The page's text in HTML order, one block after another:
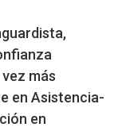
más
en Asistencia-
en